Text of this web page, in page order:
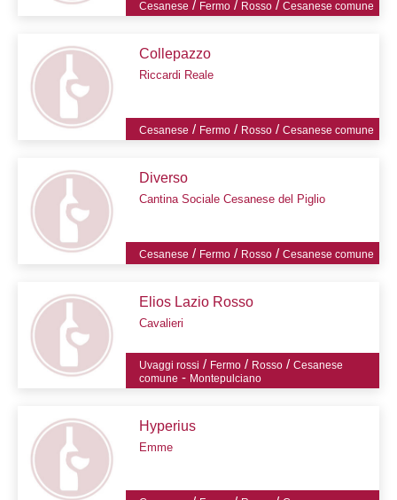
Cesanese / Fermo / Rosso /Cesanese comune
Collepazzo
Riccardi Reale
Cesanese / Fermo / Rosso /Cesanese comune
Diverso
Cantina Sociale Cesanese del Piglio
Cesanese / Fermo / Rosso /Cesanese comune
Elios Lazio Rosso
Cavalieri
Uvaggi rossi / Fermo / Rosso /Cesanese
comune - Montepulciano
Hyperius
Emme